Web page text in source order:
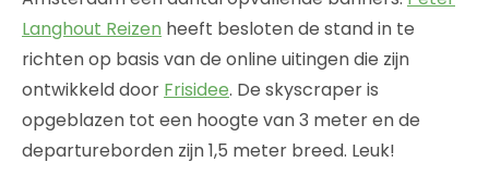
Langhout Reizen heeft besloten de stand in te
richten op basis van de online uitingen die zijn
ontwikkeld door Frisidee. De skyscraper is
opgeblazen tot een hoogte van 3 meter en de
departureborden zijn 1,5 meter breed. Leuk!